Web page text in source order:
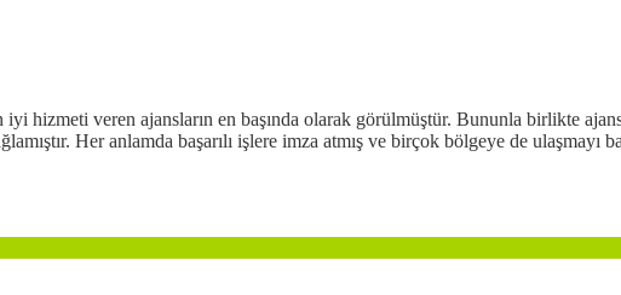
hizmeti veren ajansların en başında olarak görülmüştür. Bununla birlikte
Her anlamda başarılı işlere imza atmış ve birçok bölgeye de ulaşmayı